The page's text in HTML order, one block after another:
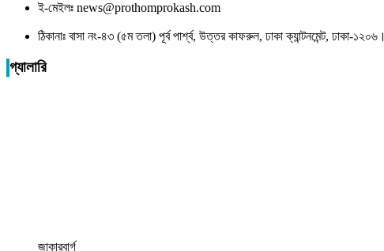
ই-মেইলঃ news@prothomprokash.com
ঠিকানাঃ বাসা নং-৪৩ (৫ম তলা) পূর্ব পার্শ্ব, উত্তর কাফরুল, ঢাকা ক্যান্টনমেন্ট, ঢাকা-১২০৬।
গ্যালারি
জাকারবার্গ